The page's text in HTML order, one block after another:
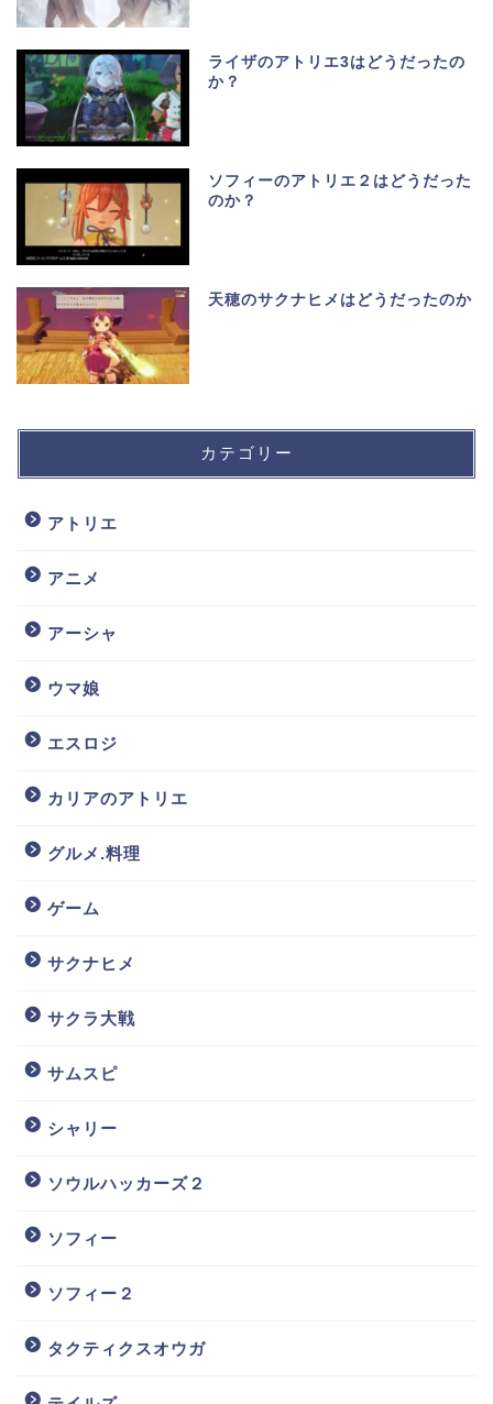
ライザのアトリエ3はどうだったの
か？
ソフィーのアトリエ２はどうだった
のか？
天穂のサクナヒメはどうだったのか
カテゴリー
アトリエ
アニメ
アーシャ
ウマ娘
エスロジ
カリアのアトリエ
グルメ.料理
ゲーム
サクナヒメ
サクラ大戦
サムスピ
シャリー
ソウルハッカーズ２
ソフィー
ソフィー２
タクティクスオウガ